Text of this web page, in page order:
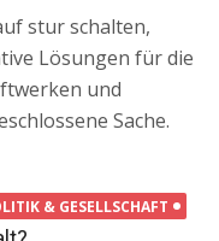
stur schalten,
Lösungen für die
und
Sache.
& GESELLSCHAFT